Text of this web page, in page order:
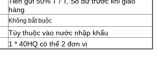
hàng
Không bắt buộc
Tùy thuộc vào nước nhập khẩu
1 * 40HQ có thể 2 đơn vị